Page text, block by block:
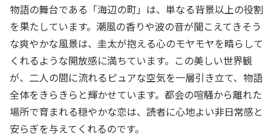
物語の舞台である「海辺の町」は、単なる背景以上の役割
を果たしています。潮風の香りや波の音が聞こえてきそう
な爽やかな風景は、圭太が抱える心のモヤモヤを晴らして
くれるような開放感に満ちています。この美しい世界観
が、二人の間に流れるピュアな空気を一層引き立て、物語
全体をきらきらと輝かせています。都会の喧騒から離れた
場所で育まれる穏やかな恋は、読者に心地よい非日常感と
安らぎを与えてくれるのです。